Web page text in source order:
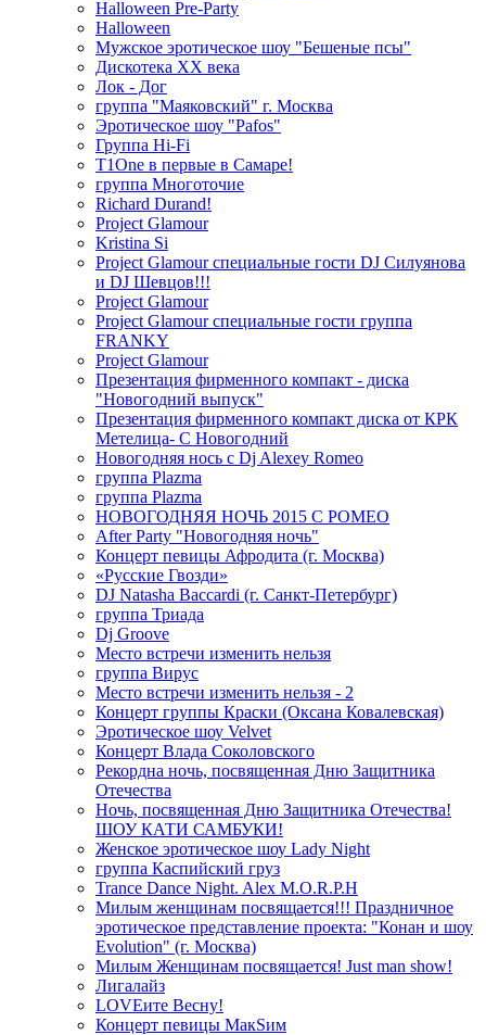
Halloween Pre-Party
Halloween
Мужское эротическое шоу "Бешеные псы"
Дискотека ХХ века
Лок - Дог
группа "Маяковский" г. Москва
Эротическое шоу "Pafos"
Группа Hi-Fi
T1One в первые в Самаре!
группа Многоточие
Richard Durand!
Project Glamour
Kristina Si
Project Glamour специальные гости DJ Силуянова
и DJ Шевцов!!!
Project Glamour
Project Glamour специальные гости группа
FRANKY
Project Glamour
Презентация фирменного компакт - диска
"Новогодний выпуск"
Презентация фирменного компакт диска от КРК
Метелица- С Новогодний
Новогодняя нось с Dj Alexey Romeo
группа Plazma
группа Plazma
НОВОГОДНЯЯ НОЧЬ 2015 C РОМЕО
After Party "Новогодняя ночь"
Концерт певицы Афродита (г. Москва)
«Русские Гвозди»
DJ Natasha Baccardi (г. Санкт-Петербург)
группа Триада
Dj Groove
Место встречи изменить нельзя
группа Вирус
Место встречи изменить нельзя - 2
Концерт группы Краски (Оксана Ковалевская)
Эротическое шоу Velvet
Концерт Влада Соколовского
Рекордна ночь, посвященная Дню Защитника
Отечества
Ночь, посвященная Дню Защитника Отечества!
ШОУ КАТИ САМБУКИ!
Женское эротическое шоу Lady Night
группа Каспийский груз
Trance Dance Night. Alex M.O.R.P.H
Милым женщинам посвящается!!! Праздничное
эротическое представление проекта: "Конан и шоу
Evolution" (г. Москва)
Милым Женщинам посвящается! Just man show!
Лигалайз
LOVEите Весну!
Концерт певицы МакSим